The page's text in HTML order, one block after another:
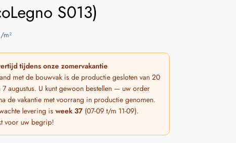
S013)
/m²
tijdens onze zomervakantie
met de bouwvak is de productie gesloten van 20
augustus. U kunt gewoon bestellen — uw order
de vakantie met voorrang in productie genomen.
levering isweek 37 (07-09 t/m 11-09).
voor uw begrip!